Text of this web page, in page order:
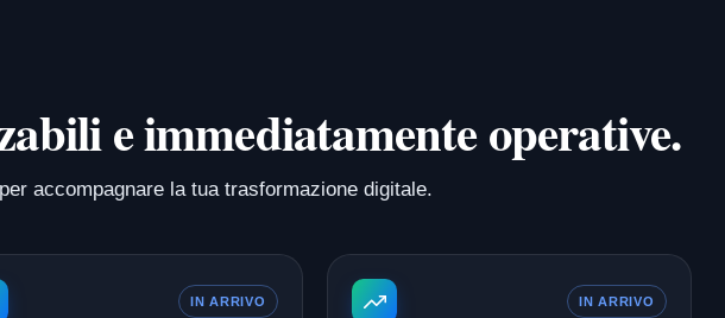
e immediatamente operative.
accompagnare la tua trasformazione digitale.
IN ARRIVO IN ARRIVO